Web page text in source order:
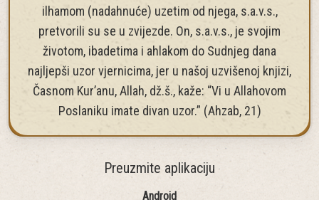
članovi Ehlibejta i sv od ashaba, r.anhum, sa fejzom i
ilhamom (nadahnuće) uzetim od njega, s.a.v.s.,
pretvorili su se u zvijezde. On, s.a.v.s., je svojim
životom, ibadetima i ahlakom do Sudnjeg dana
najljepši uzor vjernicima, jer u našoj uzvišenoj knjizi,
Časnom Kur’anu, Allah, dž.š., kaže: “Vi u Allahovom
Poslaniku imate divan uzor.” (Ahzab, 21)
Preuzmite aplikaciju